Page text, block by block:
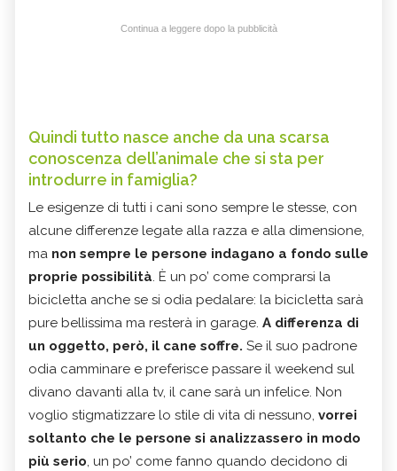
Continua a leggere dopo la pubblicità
Quindi tutto nasce anche da una scarsa
conoscenza dell’animale che si sta per
introdurre in famiglia?
Le esigenze di tutti i cani sono sempre le stesse, con
alcune differenze legate alla razza e alla dimensione,
ma non sempre le persone indagano a fondo sulle
proprie possibilità. È un po’ come comprarsi la
bicicletta anche se si odia pedalare: la bicicletta sarà
pure bellissima ma resterà in garage. A differenza di
un oggetto, però, il cane soffre. Se il suo padrone
odia camminare e preferisce passare il weekend sul
divano davanti alla tv, il cane sarà un infelice. Non
voglio stigmatizzare lo stile di vita di nessuno, vorrei
soltanto che le persone si analizzassero in modo
più serio, un po’ come fanno quando decidono di